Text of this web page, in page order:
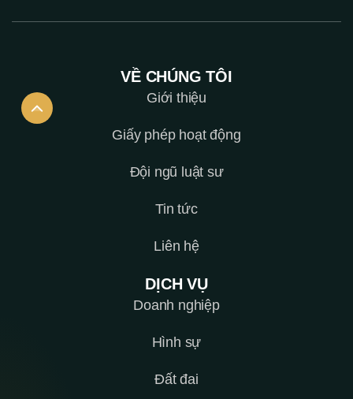
VỀ CHÚNG TÔI
Giới thiệu
Giấy phép hoạt động
Đội ngũ luật sư
Tin tức
Liên hệ
DỊCH VỤ
Doanh nghiệp
Hình sự
Đất đai